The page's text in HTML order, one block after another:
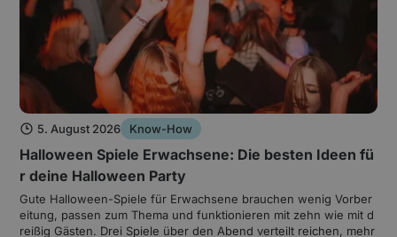
5. August 2026 Know-How
Halloween Spiele Erwachsene: Die besten Ideen fü
r deine Halloween Party
Gute Halloween-Spiele für Erwachsene brauchen wenig Vorber
eitung, passen zum Thema und funktionieren mit zehn wie mit d
reißig Gästen. Drei Spiele über den Abend verteilt reichen, mehr